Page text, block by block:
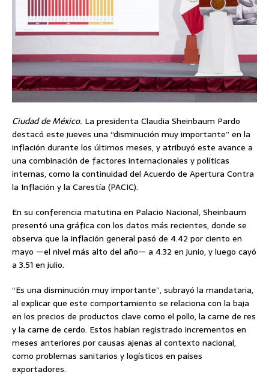
Ciudad de México. La presidenta Claudia Sheinbaum Pardo
destacó este jueves una “disminución muy importante” en la
inflación durante los últimos meses, y atribuyó este avance a
una combinación de factores internacionales y políticas
internas, como la continuidad del Acuerdo de Apertura Contra
la Inflación y la Carestía (PACIC).
En su conferencia matutina en Palacio Nacional, Sheinbaum
presentó una gráfica con los datos más recientes, donde se
observa que la inflación general pasó de 4.42 por ciento en
mayo —el nivel más alto del año— a 4.32 en junio, y luego cayó
a 3.51 en julio.
“Es una disminución muy importante”, subrayó la mandataria,
al explicar que este comportamiento se relaciona con la baja
en los precios de productos clave como el pollo, la carne de res
y la carne de cerdo. Estos habían registrado incrementos en
meses anteriores por causas ajenas al contexto nacional,
como problemas sanitarios y logísticos en países
exportadores.